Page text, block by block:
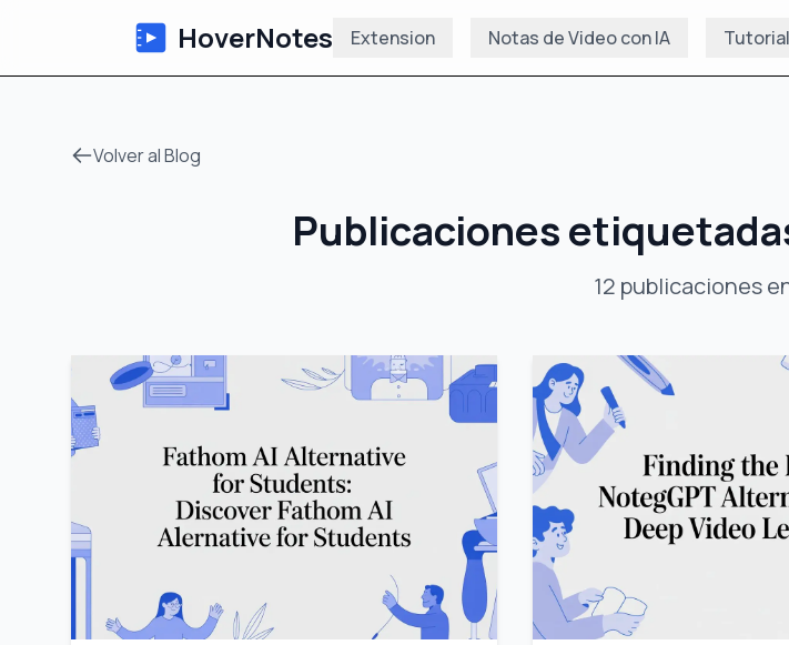
HoverNotes Extension Notas de Video con IA
Volver al Blog
Publicaciones
12 publicaciones